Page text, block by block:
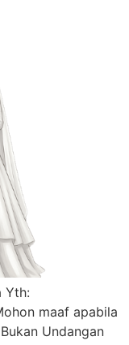
Yth:
maaf apabila
Undangan